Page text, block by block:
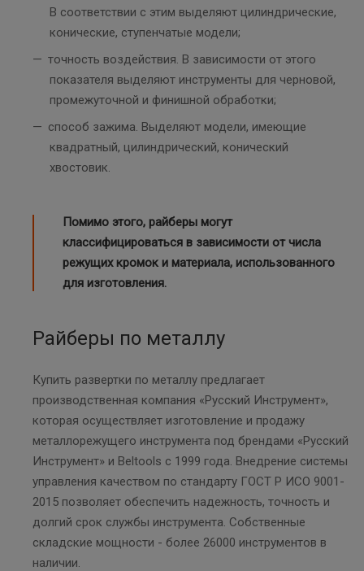
В соответствии с этим выделяют цилиндрические,
конические, ступенчатые модели;
точность воздействия. В зависимости от этого
показателя выделяют инструменты для черновой,
промежуточной и финишной обработки;
способ зажима. Выделяют модели, имеющие
квадратный, цилиндрический, конический
хвостовик.
Помимо этого, райберы могут
классифицироваться в зависимости от числа
режущих кромок и материала, использованного
для изготовления.
Райберы по металлу
Купить развертки по металлу предлагает
производственная компания «Русский Инструмент»,
которая осуществляет изготовление и продажу
металлорежущего инструмента под брендами «Русский
Инструмент» и Beltools с 1999 года. Внедрение системы
управления качеством по стандарту ГОСТ Р ИСО 9001-
2015 позволяет обеспечить надежность, точность и
долгий срок службы инструмента. Собственные
складские мощности - более 26000 инструментов в
наличии.